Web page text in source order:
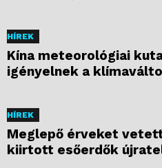
HÍREK
Kína meteorológiai
igényelnek a
HÍREK
Meglepő érveket
kiirtott esőerdők